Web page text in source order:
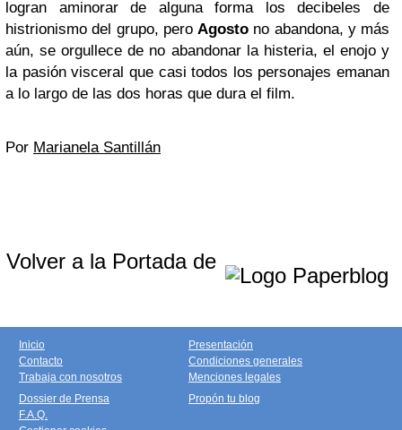
logran aminorar de alguna forma los decibeles de
histrionismo del grupo, pero Agosto no abandona, y más
aún, se orgullece de no abandonar la histeria, el enojo y
la pasión visceral que casi todos los personajes emanan
a lo largo de las dos horas que dura el film.
Por Marianela Santillán
Volver a la Portada de
Inicio
Contacto
Trabaja con nosotros
Presentación
Condiciones generales
Menciones legales
Dossier de Prensa
F.A.Q.
Propón tu blog